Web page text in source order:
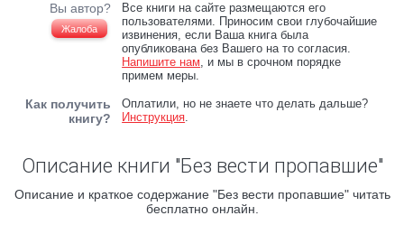
Вы автор?
Жалоба
Все книги на сайте размещаются его
пользователями. Приносим свои глубочайшие
извинения, если Ваша книга была
опубликована без Вашего на то согласия.
Напишите нам, и мы в срочном порядке
примем меры.
Как получить
книгу?
Оплатили, но не знаете что делать дальше?
Инструкция.
Описание книги "Без вести пропавшие"
Описание и краткое содержание "Без вести пропавшие" читать
бесплатно онлайн.